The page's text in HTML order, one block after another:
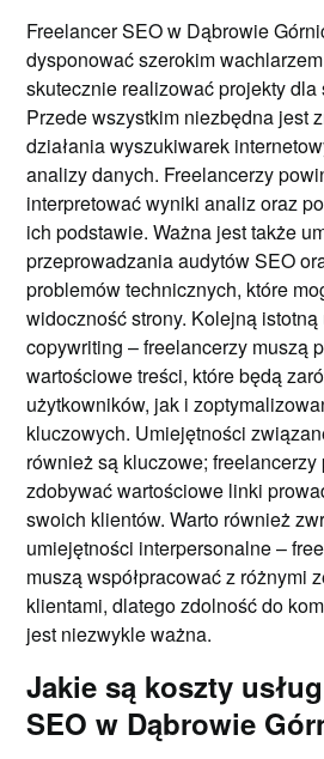
Freelancer SEO w Dąbrowie
dysponować szerokim
skutecznie realizować projekty dla
Przede wszystkim niezbędna jest
działania wyszukiwarek
analizy danych. Freelancerzy
interpretować wyniki analiz oraz
ich podstawie. Ważna jest także
przeprowadzania audytów SEO
problemów technicznych, które
widoczność strony. Kolejną
copywriting – freelancerzy muszą
wartościowe treści, które będą
użytkowników, jak i
kluczowych. Umiejętności
również są kluczowe;
zdobywać wartościowe linki
swoich klientów. Warto również
umiejętności interpersonalne –
muszą współpracować z różnymi
klientami, dlatego zdolność do
jest niezwykle ważna.
Jakie są koszty
SEO w Dąbrowie